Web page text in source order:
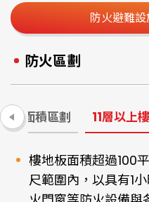
防火避難
防火區劃
層面積區劃 11層以上
樓地板面積超過100
尺範圍內，以具有1